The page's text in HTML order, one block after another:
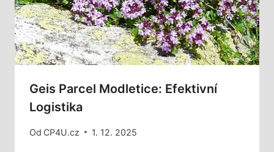
Geis Parcel Modletice: Efektivní
Logistika
Od CP4U.cz 1. 12. 2025